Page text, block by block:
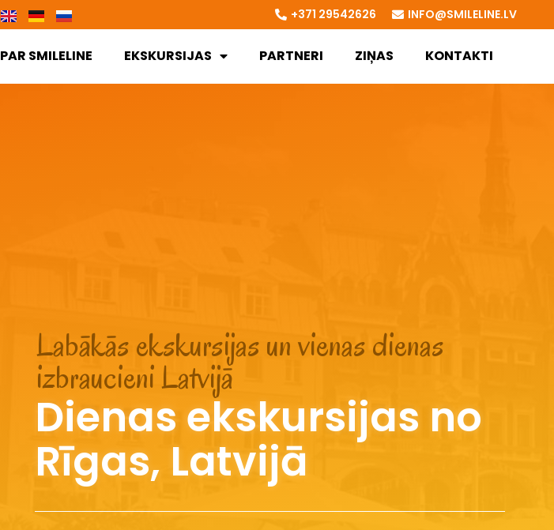
+371 29542626 INFO@SMILELINE.LV
PAR SMILELINE EKSKURSIJAS PARTNERI ZIŅAS KONTAKTI
Labākās ekskursijas un vienas dienas
izbraucieni Latvijā
Dienas ekskursijas no
Rīgas, Latvijā